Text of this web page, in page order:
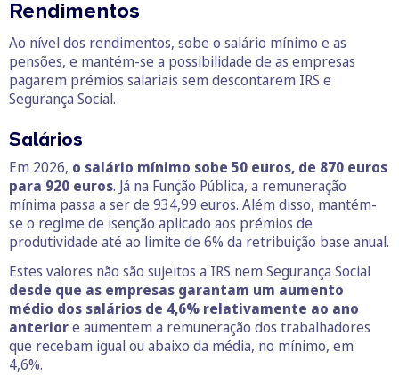
Rendimentos
Ao nível dos rendimentos, sobe o salário mínimo e as
pensões, e mantém-se a possibilidade de as empresas
pagarem prémios salariais sem descontarem IRS e
Segurança Social.
Salários
Em 2026, o salário mínimo sobe 50 euros, de 870 euros
para 920 euros. Já na Função Pública, a remuneração
mínima passa a ser de 934,99 euros. Além disso, mantém-
se o regime de isenção aplicado aos prémios de
produtividade até ao limite de 6% da retribuição base anual.
Estes valores não são sujeitos a IRS nem Segurança Social
desde que as empresas garantam um aumento
médio dos salários de 4,6% relativamente ao ano
anteriore aumentem a remuneração dos trabalhadores
que recebam igual ou abaixo da média, no mínimo, em
4,6%.